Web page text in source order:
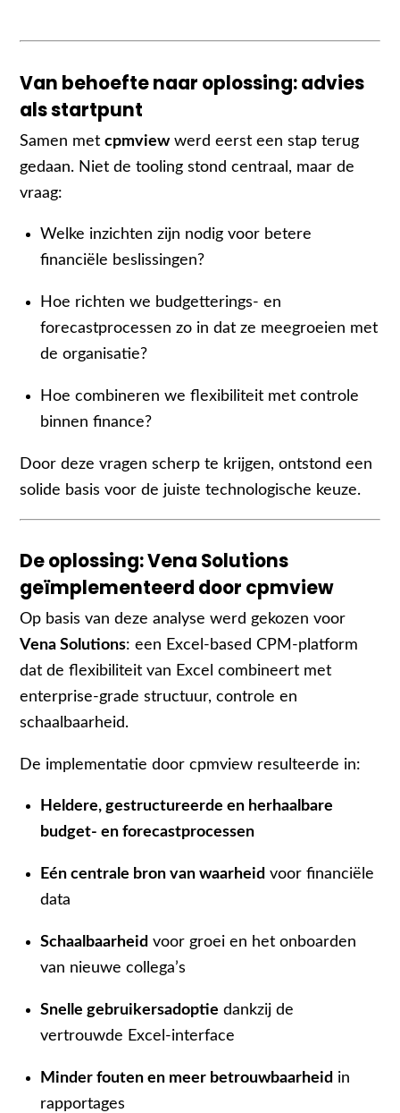
Van behoefte naar oplossing: advies
als startpunt
Samen metcpmviewwerd eerst een stap terug
gedaan. Niet de tooling stond centraal, maar de
vraag:
Welke inzichten zijn nodig voor betere
financiële beslissingen?
Hoe richten we budgetterings- en
forecastprocessen zo in dat ze meegroeien met
de organisatie?
Hoe combineren we flexibiliteit met controle
binnen finance?
Door deze vragen scherp te krijgen, ontstond een
solide basis voor de juiste technologische keuze.
De oplossing: Vena Solutions
geïmplementeerd door cpmview
Op basis van deze analyse werd gekozen voor
Vena Solutions: een Excel-based CPM-platform
dat de flexibiliteit van Excel combineert met
enterprise-grade structuur, controle en
schaalbaarheid.
De implementatie door cpmview resulteerde in:
Heldere, gestructureerde en herhaalbare
budget- en forecastprocessen
Eén centrale bron van waarheid voor financiële
data
Schaalbaarheid voor groei en het onboarden
van nieuwe collega’s
Snelle gebruikersadoptie dankzij de
vertrouwde Excel-interface
Minder fouten en meer betrouwbaarheid in
rapportages